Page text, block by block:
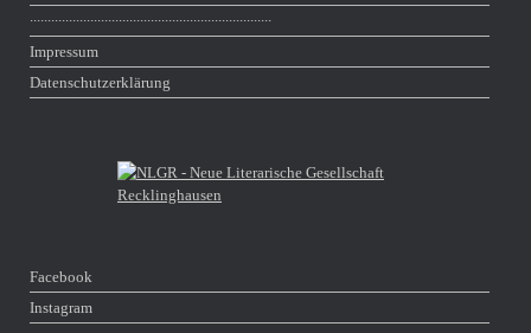
∙∙∙∙∙∙∙∙∙∙∙∙∙∙∙∙∙∙∙∙∙∙∙∙∙∙∙∙∙∙∙∙∙∙∙∙∙∙∙∙∙∙∙∙∙∙∙∙∙∙∙∙∙∙∙∙∙∙∙∙∙∙∙∙∙∙∙∙
Impressum
Datenschutzerklärung
Facebook
Instagram